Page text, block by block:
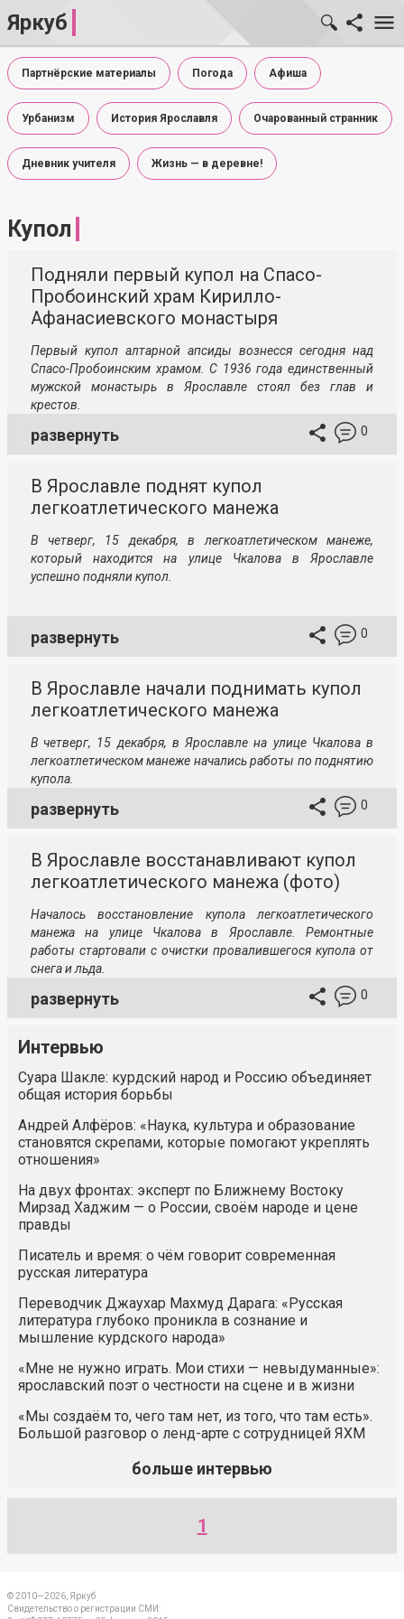
Яркуб
Партнёрские материалы Погода Афиша
Урбанизм История Ярославля Очарованный странник
Дневник учителя Жизнь — в деревне!
Купол
Подняли первый купол на Спасо-
Пробоинский храм Кирилло-
Афанасиевского монастыря
Первый купол алтарной апсиды вознесся сегодня над
Спасо-Пробоинским храмом. С 1936 года единственный
мужской монастырь в Ярославле стоял без глав и
крестов.
развернуть 0
В Ярославле поднят купол
легкоатлетического манежа
В четверг, 15 декабря, в легкоатлетическом манеже,
который находится на улице Чкалова в Ярославле
успешно подняли купол.
развернуть 0
В Ярославле начали поднимать купол
легкоатлетического манежа
В четверг, 15 декабря, в Ярославле на улице Чкалова в
легкоатлетическом манеже начались работы по поднятию
купола.
развернуть 0
В Ярославле восстанавливают купол
легкоатлетического манежа (фото)
Началось восстановление купола легкоатлетического
манежа на улице Чкалова в Ярославле. Ремонтные
работы стартовали с очистки провалившегося купола от
снега и льда.
развернуть 0
Интервью
Суара Шакле: курдский народ и Россию объединяет
общая история борьбы
Андрей Алфёров: «Наука, культура и образование
становятся скрепами, которые помогают укреплять
отношения»
На двух фронтах: эксперт по Ближнему Востоку
Мирзад Хаджим — о России, своём народе и цене
правды
Писатель и время: о чём говорит современная
русская литература
Переводчик Джаухар Махмуд Дарага: «Русская
литература глубоко проникла в сознание и
мышление курдского народа»
«Мне не нужно играть. Мои стихи — невыдуманные»:
ярославский поэт о честности на сцене и в жизни
«Мы создаём то, чего там нет, из того, что там есть».
Большой разговор о ленд-арте с сотрудницей ЯХМ
больше интервью
1
© 2010—2026, Яркуб
Свидетельство о регистрации СМИ: